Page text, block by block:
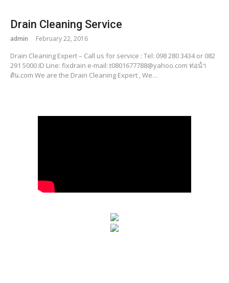
www.ท่อน้ํ
าตัน.com
Drain Cleaning Service
admin February 22, 2016
Drain Cleaning Expert – Call us for service : Tel: 098 280 3434 or 082
291 5000 ID Line: fixdrain e-mail: t0801677788@yahoo.com ท่อน้ํา
ตัน.com We are the Drain Cleaning Expert , We…